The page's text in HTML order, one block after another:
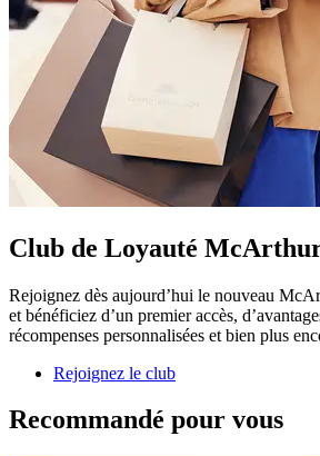
Club de Loyauté
Rejoignez dès aujourd’hui le nouveau
et bénéficiez d’un premier accès,
récompenses personnalisées et bien plus
Rejoignez le club
Recommandé pour vous